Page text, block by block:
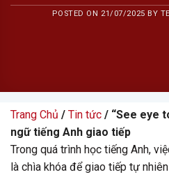
POSTED ON 21/07/2025 BY
Trang Chủ / Tin tức / “See eye
ngữ tiếng Anh giao tiếp
Trong quá trình học tiếng Anh,
là chìa khóa để giao tiếp tự